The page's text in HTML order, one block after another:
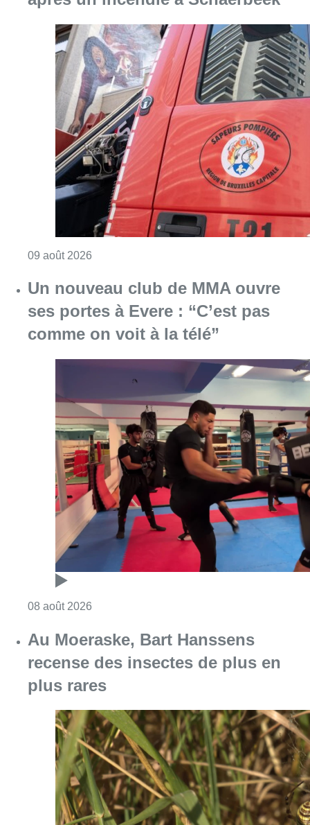
09 août 2026
Un nouveau club de MMA ouvre
ses portes à Evere : “C’est pas
comme on voit à la télé”
08 août 2026
Au Moeraske, Bart Hanssens
recense des insectes de plus en
plus rares